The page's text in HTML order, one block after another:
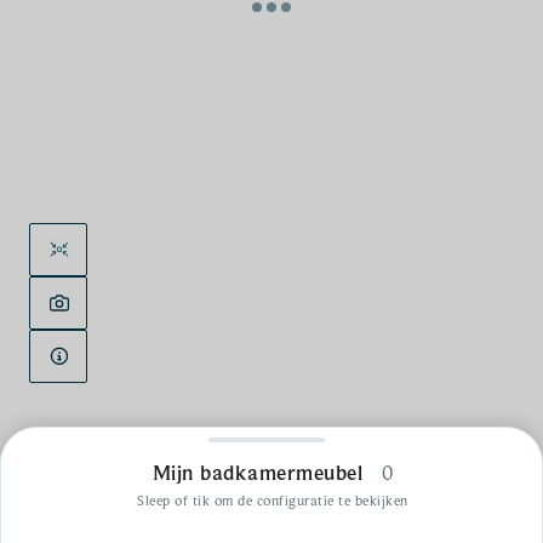
Mijn badkamermeubel 0
Sleep of tik om de configuratie te bekijken